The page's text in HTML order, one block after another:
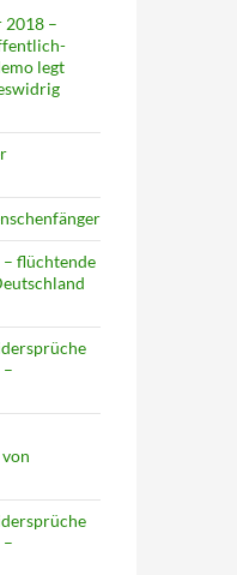
2018 –
legt
flüchtende